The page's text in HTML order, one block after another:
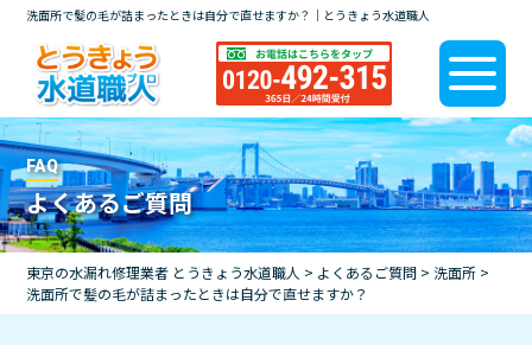
洗面所で髪の毛が詰まったときは自分で直せますか？｜とうきょう水道職人
FAQ
よくあるご質問
東京の水漏れ修理業者 とうきょう水道職人 > よくあるご質問 > 洗面所 >
洗面所で髪の毛が詰まったときは自分で直せますか？